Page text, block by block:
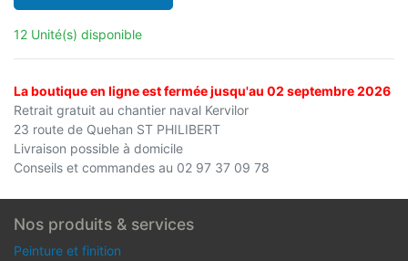
12 Unité(s) disponible
La boutique en ligne est fermée jusqu'au 02 septembre 2026
Retrait gratuit au chantier naval Kervilor
23 route de Quehan ST PHILIBERT
Livraison possible à domicile
Conseils et commandes au 02 97 37 09 78
Nos produits & services
Peinture et finition